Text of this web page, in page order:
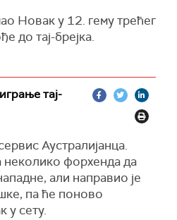
Новак у 12. гему трећег
до тај-брејка.
тај-
Аустралијанца.
неколико форхенда да
али направио је
па ће поново
у сету.